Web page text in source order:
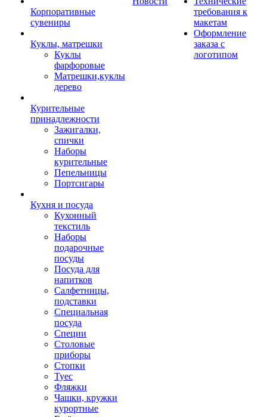
Корпоративные
сувениры
Куклы, матрешки
Куклы
фарфоровые
Матрешки,куклы
дерево
Курительные
принадлежности
Зажигалки,
спички
Наборы
курительные
Пепельницы
Портсигары
Кухня и посуда
Кухонный
текстиль
Наборы
подарочные
посуды
Посуда для
напитков
Салфетницы,
подставки
Специальная
посуда
Специи
Столовые
приборы
Стопки
Туес
Фляжки
Чашки, кружки
курортные
требования к
макетам
Оформление
заказа с
логотипом